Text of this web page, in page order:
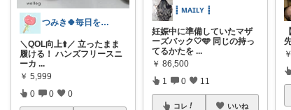
つみき🍀毎日をご機嫌にする♡
＼QOL向上⬆️／ 立ったまま
履ける！ ハンズフリースニ
ーカ ...
￥ 5,999
0 0 0
┋ ᴍᴀɪʟʏ ┋
妊娠中に準備していたマザ
ーズバック🤍🩵 同じの持っ
てるかたを ...
￥ 86,500
1 0 11
コレ いいね
￥